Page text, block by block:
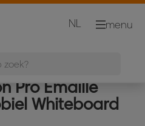
menu
NL
Pro Emaille
Whiteboard